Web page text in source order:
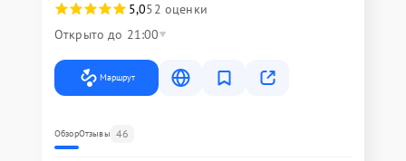
5,052 оценки
Открыто до 21:00
Маршрут
ОбзорОтзывы 46